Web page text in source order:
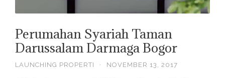
Perumahan Syariah Taman
Darussalam Darmaga Bogor
LAUNCHING PROPERTI · NOVEMBER 13, 2017